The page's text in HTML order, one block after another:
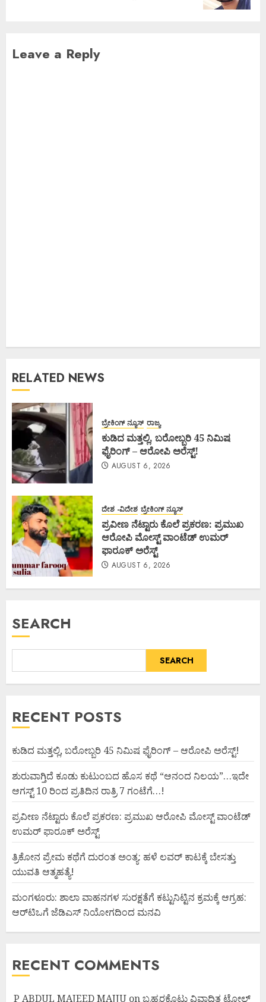
Leave a Reply
RELATED NEWS
ಬ್ರೇಕಿಂಗ್ ನ್ಯೂಸ್ ರಾಜ್ಯ
ಕುಡಿದ ಮತ್ತಲ್ಲಿ, ಬರೋಬ್ಬರಿ 45 ನಿಮಿಷ
ಫೈರಿಂಗ್ – ಆರೋಪಿ ಅರೆಸ್ಟ್!
AUGUST 6, 2026
ದೇಶ -ವಿದೇಶ ಬ್ರೇಕಿಂಗ್ ನ್ಯೂಸ್
ಪ್ರವೀಣ ನೆಟ್ಟಾರು ಕೊಲೆ ಪ್ರಕರಣ: ಪ್ರಮುಖ
ಆರೋಪಿ ಮೋಸ್ಟ್ ವಾಂಟೆಡ್ ಉಮರ್
ಫಾರೂಕ್ ಅರೆಸ್ಟ್
AUGUST 6, 2026
SEARCH
SEARCH
RECENT POSTS
ಕುಡಿದ ಮತ್ತಲ್ಲಿ, ಬರೋಬ್ಬರಿ 45 ನಿಮಿಷ ಫೈರಿಂಗ್ – ಆರೋಪಿ ಅರೆಸ್ಟ್!
ಶುರುವಾಗ್ತಿದೆ ಕೂಡು ಕುಟುಂಬದ ಹೊಸ ಕಥೆ “ಆನಂದ ನಿಲಯ”…ಇದೇ
ಆಗಸ್ಟ್ 10 ರಿಂದ ಪ್ರತಿದಿನ ರಾತ್ರಿ 7 ಗಂಟೆಗೆ…!
ಪ್ರವೀಣ ನೆಟ್ಟಾರು ಕೊಲೆ ಪ್ರಕರಣ: ಪ್ರಮುಖ ಆರೋಪಿ ಮೋಸ್ಟ್ ವಾಂಟೆಡ್
ಉಮರ್ ಫಾರೂಕ್ ಅರೆಸ್ಟ್
ತ್ರಿಕೋನ ಪ್ರೇಮ ಕಥೆಗೆ ದುರಂತ ಅಂತ್ಯ: ಹಳೆ ಲವರ್ ಕಾಟಕ್ಕೆ ಬೇಸತ್ತು
ಯುವತಿ ಆತ್ಮಹತ್ಯೆ!
ಮಂಗಳೂರು: ಶಾಲಾ ವಾಹನಗಳ ಸುರಕ್ಷತೆಗೆ ಕಟ್ಟುನಿಟ್ಟಿನ ಕ್ರಮಕ್ಕೆ ಆಗ್ರಹ:
ಆರ್‌ಟಿಒಗೆ ಜೆಡಿಎಸ್ ನಿಯೋಗದಿಂದ ಮನವಿ
RECENT COMMENTS
P ABDUL MAJEED MAJJU onಬ್ರಹ್ಮರಕೊಟ್ಲು ವಿವಾದಿತ ಟೋಲ್